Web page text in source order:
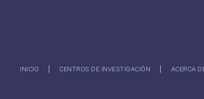
INICIO CENTROS DE INVESTIGACIÓN ACERCA